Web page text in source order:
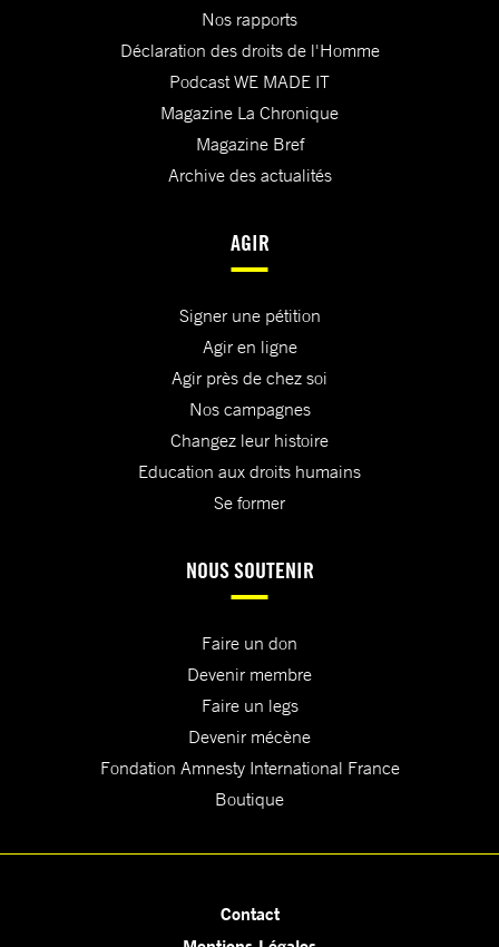
Nos rapports
Déclaration des droits de l'Homme
Podcast WE MADE IT
Magazine La Chronique
Magazine Bref
Archive des actualités
AGIR
Signer une pétition
Agir en ligne
Agir près de chez soi
Nos campagnes
Changez leur histoire
Education aux droits humains
Se former
NOUS SOUTENIR
Faire un don
Devenir membre
Faire un legs
Devenir mécène
Fondation Amnesty International France
Boutique
Contact